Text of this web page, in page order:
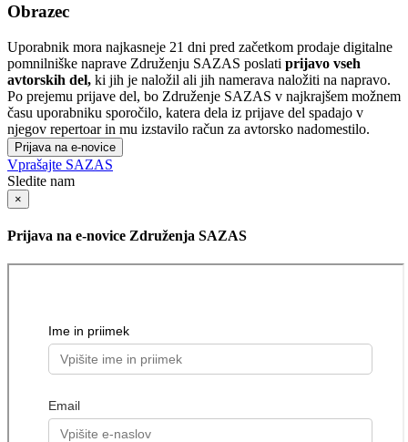
Obrazec
Uporabnik mora najkasneje 21 dni pred začetkom prodaje digitalne
pomnilniške naprave Združenju SAZAS poslati prijavo vseh
avtorskih del, ki jih je naložil ali jih namerava naložiti na napravo.
Po prejemu prijave del, bo Združenje SAZAS v najkrajšem možnem
času uporabniku sporočilo, katera dela iz prijave del spadajo v
njegov repertoar in mu izstavilo račun za avtorsko nadomestilo.
Prijava na e-novice
Vprašajte SAZAS
Sledite nam
×
Prijava na e-novice Združenja SAZAS